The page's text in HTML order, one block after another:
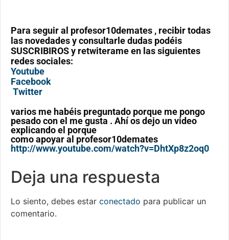
Para seguir al profesor10demates , recibir todas
las novedades y consultarle dudas podéis
SUSCRIBIROS y retwiterame en las siguientes
redes sociales:
Youtube
Facebook
Twitter
varios me habéis preguntado porque me pongo
pesado con el me gusta . Ahí os dejo un video
explicando el porque
como apoyar al profesor10demates
http://www.youtube.com/watch?v=DhtXp8z2oq0
Deja una respuesta
Lo siento, debes estar conectado para publicar un
comentario.